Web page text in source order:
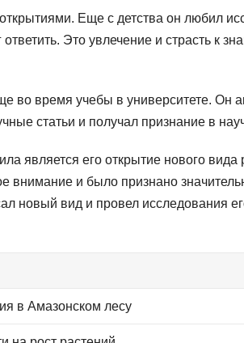
Еще с детства он любил
Это увлечение и страсть к
во время учебы в университете. Он
статьи и получал признание в
является его открытие нового вида
внимание и было признано
новый вид и провел исследования
в Амазонском лесу